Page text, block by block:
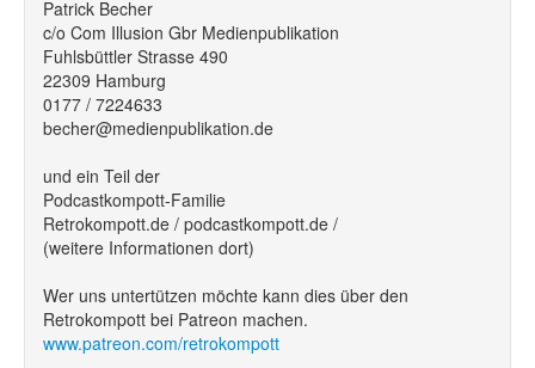
Patrick Becher
c/o Com Illusion Gbr Medienpublikation
Fuhlsbüttler Strasse 490
22309 Hamburg
0177 / 7224633
becher@medienpublikation.de
und ein Teil der
Podcastkompott-Familie
Retrokompott.de / podcastkompott.de /
(weitere Informationen dort)
Wer uns untertützen möchte kann dies über den
Retrokompott bei Patreon machen.
www.patreon.com/retrokompott